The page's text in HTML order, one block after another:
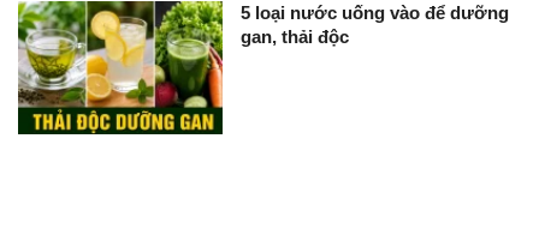
5 loại nước uống vào để dưỡng
gan, thải độc